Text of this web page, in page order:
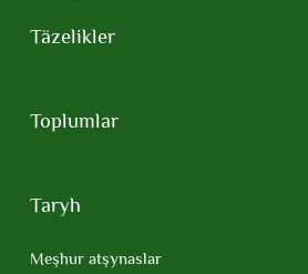
Täzelikler
Toplumlar
Taryh
Meşhur atşynaslar